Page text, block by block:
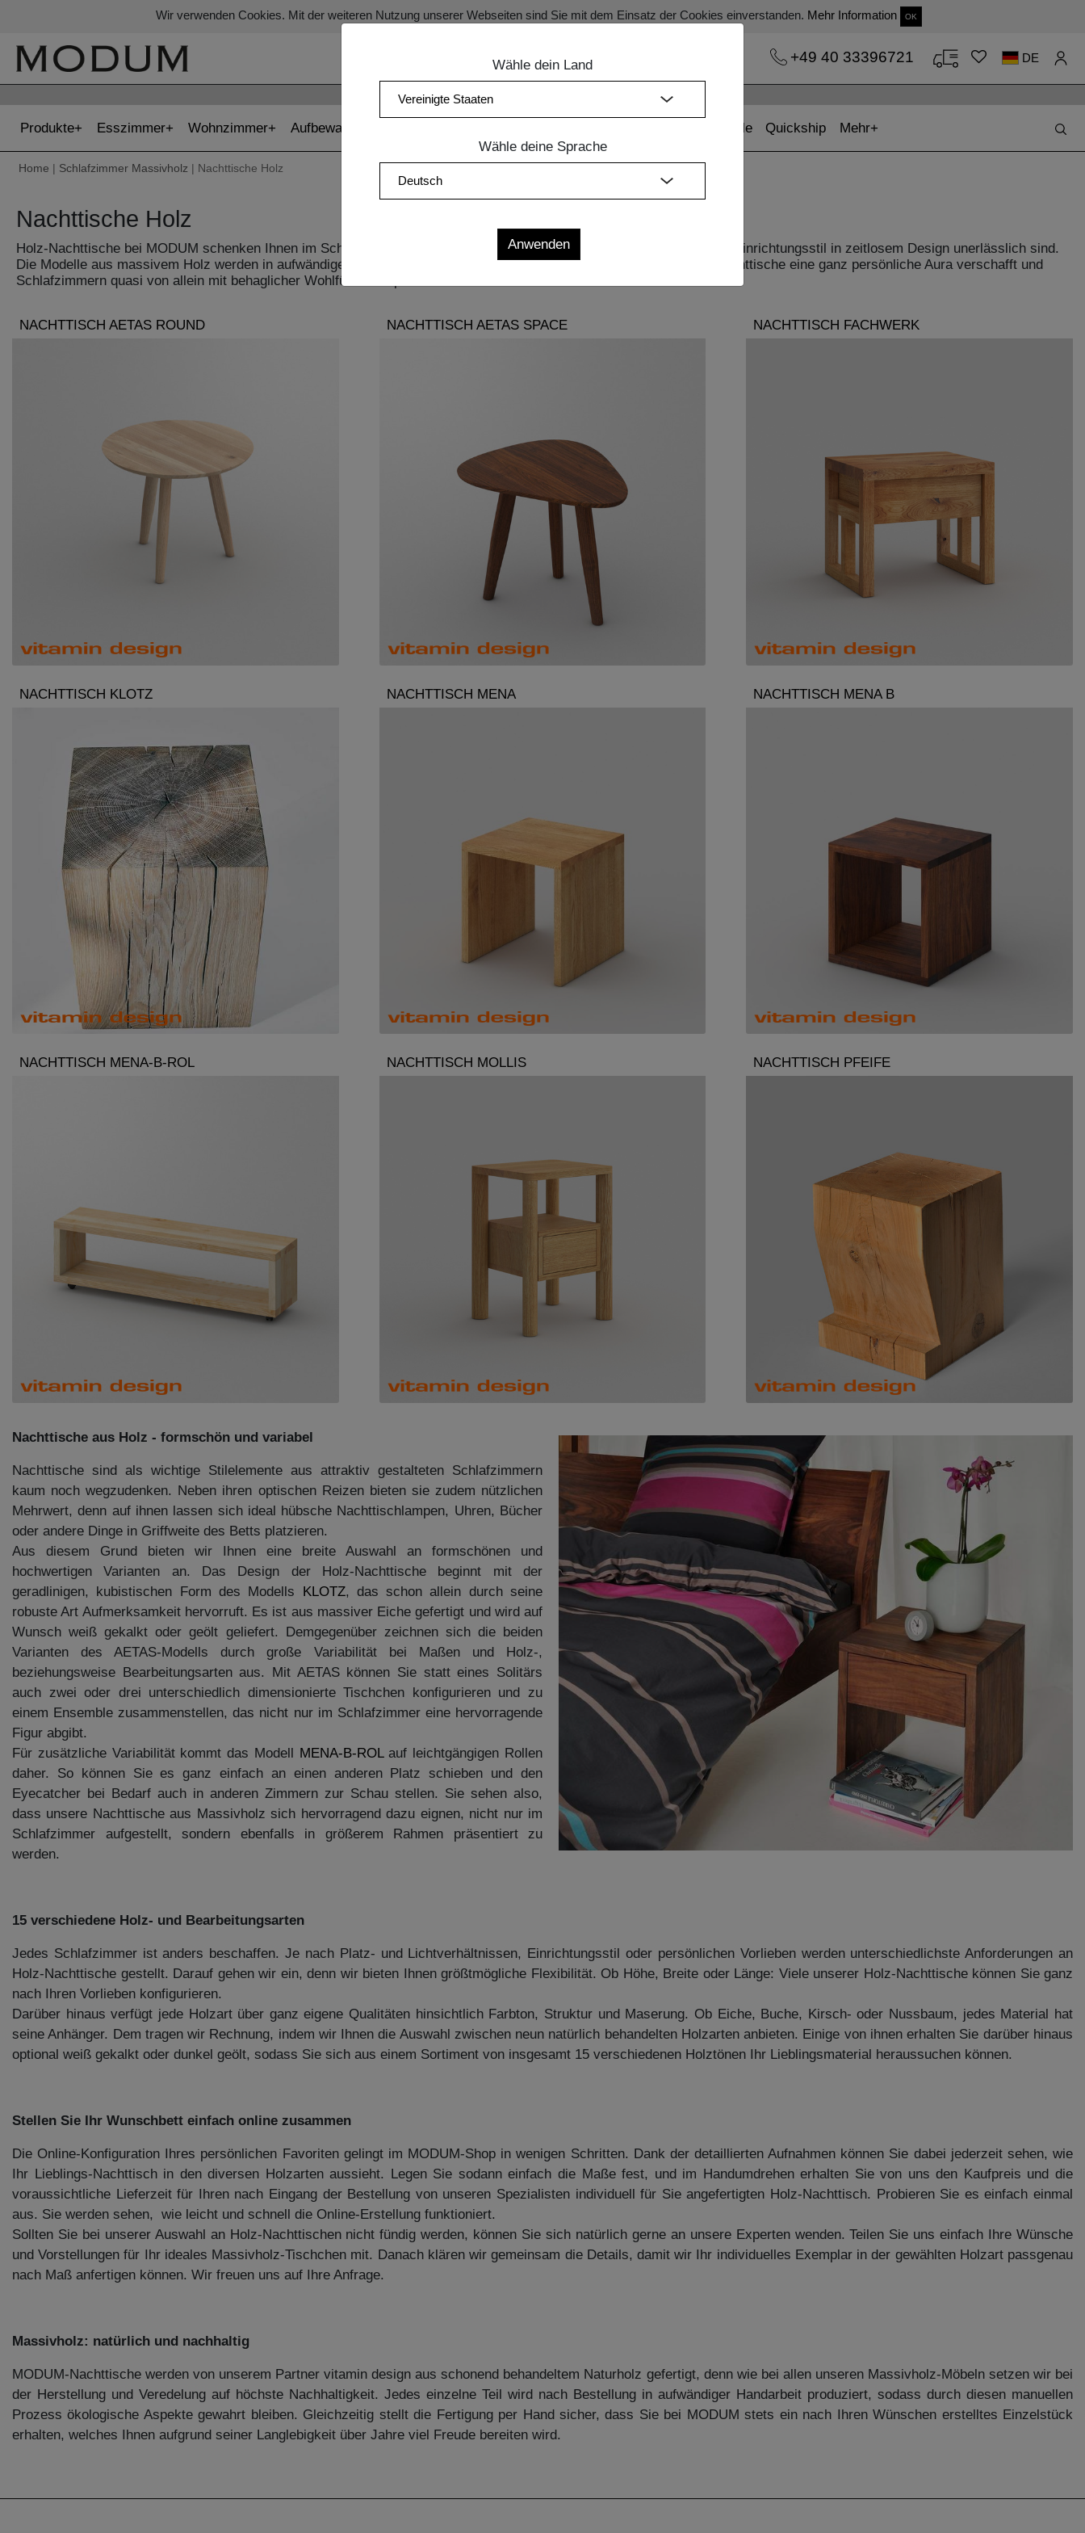
Wir verwenden Cookies. Mit der weiteren Nutzung unserer Webseiten sind Sie mit dem Einsatz der Cookies einverstanden. Mehr Information OK
+49 40 33396721 DE
SECRET SALE Registration für exklusive Vorteile!
Produkte Esszimmer Wohnzimmer Aufbewahrung Sale(current)
Quickship(current)
Mehr
Home | Schlafzimmer Massivholz | Nachttische Holz
Nachttische Holz
Holz-Nachttische bei MODUM schenken Ihnen im Schlafzimmer die Eleganz und Flexibilität, die für einen individuellen Einrichtungsstil in zeitlosem Design unerlässlich sind.
Die Modelle aus massivem Holz werden in aufwändiger, liebevoller und präziser Handarbeit gefertigt, die jedem der Nachttische eine ganz persönliche Aura verschafft und
Schlafzimmern quasi von allein mit behaglicher Wohlfühlatmosphäre erfüllt.
NACHTTISCH AETAS ROUND NACHTTISCH AETAS SPACE NACHTTISCH FACHWERK
NACHTTISCH KLOTZ NACHTTISCH MENA NACHTTISCH MENA B
NACHTTISCH MENA-B-ROL NACHTTISCH MOLLIS NACHTTISCH PFEIFE
Nachttische aus Holz - formschön und variabel
Nachttische sind als wichtige Stilelemente aus attraktiv gestalteten Schlafzimmern
kaum noch wegzudenken. Neben ihren optischen Reizen bieten sie zudem nützlichen
Mehrwert, denn auf ihnen lassen sich ideal hübsche Nachttischlampen, Uhren, Bücher
oder andere Dinge in Griffweite des Betts platzieren.
Aus diesem Grund bieten wir Ihnen eine breite Auswahl an formschönen und
hochwertigen Varianten an. Das Design der Holz-Nachttische beginnt mit der
geradlinigen, kubistischen Form des Modells KLOTZ, das schon allein durch seine
robuste Art Aufmerksamkeit hervorruft. Es ist aus massiver Eiche gefertigt und wird auf
Wunsch weiß gekalkt oder geölt geliefert. Demgegenüber zeichnen sich die beiden
Varianten des AETAS-Modells durch große Variabilität bei Maßen und Holz-,
beziehungsweise Bearbeitungsarten aus. Mit AETAS können Sie statt eines Solitärs
auch zwei oder drei unterschiedlich dimensionierte Tischchen konfigurieren und zu
einem Ensemble zusammenstellen, das nicht nur im Schlafzimmer eine hervorragende
Figur abgibt.
Für zusätzliche Variabilität kommt das Modell MENA-B-ROLauf leichtgängigen Rollen
daher. So können Sie es ganz einfach an einen anderen Platz schieben und den
Eyecatcher bei Bedarf auch in anderen Zimmern zur Schau stellen. Sie sehen also,
dass unsere Nachttische aus Massivholz sich hervorragend dazu eignen, nicht nur im
Schlafzimmer aufgestellt, sondern ebenfalls in größerem Rahmen präsentiert zu
werden.
15 verschiedene Holz- und Bearbeitungsarten
Jedes Schlafzimmer ist anders beschaffen. Je nach Platz- und Lichtverhältnissen, Einrichtungsstil oder persönlichen Vorlieben werden unterschiedlichste Anforderungen an
Holz-Nachttische gestellt. Darauf gehen wir ein, denn wir bieten Ihnen größtmögliche Flexibilität. Ob Höhe, Breite oder Länge: Viele unserer Holz-Nachttische können Sie ganz
nach Ihren Vorlieben konfigurieren.
Darüber hinaus verfügt jede Holzart über ganz eigene Qualitäten hinsichtlich Farbton, Struktur und Maserung. Ob Eiche, Buche, Kirsch- oder Nussbaum, jedes Material hat
seine Anhänger. Dem tragen wir Rechnung, indem wir Ihnen die Auswahl zwischen neun natürlich behandelten Holzarten anbieten. Einige von ihnen erhalten Sie darüber hinaus
optional weiß gekalkt oder dunkel geölt, sodass Sie sich aus einem Sortiment von insgesamt 15 verschiedenen Holztönen Ihr Lieblingsmaterial heraussuchen können.
Stellen Sie Ihr Wunschbett einfach online zusammen
Die Online-Konfiguration Ihres persönlichen Favoriten gelingt im MODUM-Shop in wenigen Schritten. Dank der detaillierten Aufnahmen können Sie dabei jederzeit sehen, wie
Ihr Lieblings-Nachttisch in den diversen Holzarten aussieht. Legen Sie sodann einfach die Maße fest, und im Handumdrehen erhalten Sie von uns den Kaufpreis und die
voraussichtliche Lieferzeit für Ihren nach Eingang der Bestellung von unseren Spezialisten individuell für Sie angefertigten Holz-Nachttisch. Probieren Sie es einfach einmal
aus. Sie werden sehen, wie leicht und schnell die Online-Erstellung funktioniert.
Sollten Sie bei unserer Auswahl an Holz-Nachttischen nicht fündig werden, können Sie sich natürlich gerne an unsere Experten wenden. Teilen Sie uns einfach Ihre Wünsche
und Vorstellungen für Ihr ideales Massivholz-Tischchen mit. Danach klären wir gemeinsam die Details, damit wir Ihr individuelles Exemplar in der gewählten Holzart passgenau
nach Maß anfertigen können. Wir freuen uns auf Ihre Anfrage.
Massivholz: natürlich und nachhaltig
MODUM-Nachttische werden von unserem Partner vitamin design aus schonend behandeltem Naturholz gefertigt, denn wie bei allen unseren Massivholz-Möbeln setzen wir bei
der Herstellung und Veredelung auf höchste Nachhaltigkeit. Jedes einzelne Teil wird nach Bestellung in aufwändiger Handarbeit produziert, sodass durch diesen manuellen
Prozess ökologische Aspekte gewahrt bleiben. Gleichzeitig stellt die Fertigung per Hand sicher, dass Sie bei MODUM stets ein nach Ihren Wünschen erstelltes Einzelstück
erhalten, welches Ihnen aufgrund seiner Langlebigkeit über Jahre viel Freude bereiten wird.
Wähle dein Land
Wähle deine Sprache